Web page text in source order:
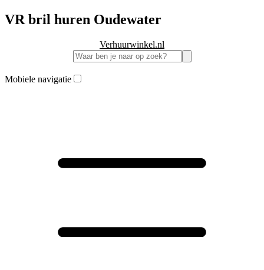
VR bril huren Oudewater
Verhuurwinkel.nl
Mobiele navigatie